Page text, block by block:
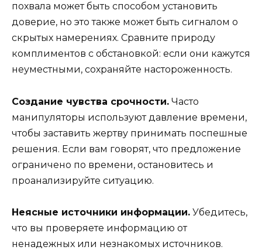
похвала может быть способом установить
доверие, но это также может быть сигналом о
скрытых намерениях. Сравните природу
комплиментов с обстановкой: если они кажутся
неуместными, сохраняйте настороженность.
Создание чувства срочности. Часто
манипуляторы используют давление времени,
чтобы заставить жертву принимать поспешные
решения. Если вам говорят, что предложение
ограничено по времени, остановитесь и
проанализируйте ситуацию.
Неясные источники информации. Убедитесь,
что вы проверяете информацию от
ненадежных или незнакомых источников.